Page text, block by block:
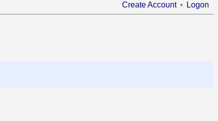
Create Account Logon